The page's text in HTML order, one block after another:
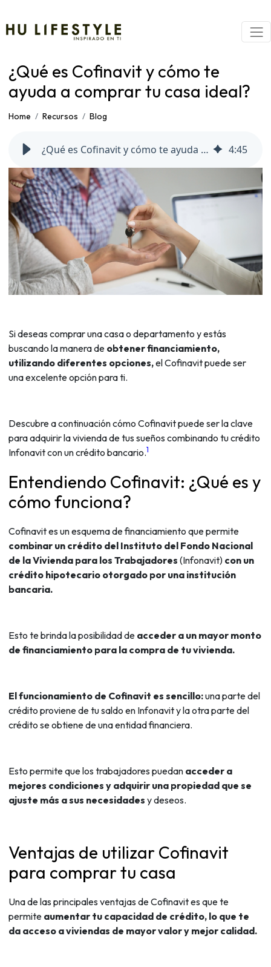
¿Qué es Cofinavit y cómo te
ayuda a comprar tu casa ideal?
Home Recursos Blog
¿Qué es Cofinavit y cómo te ayuda a comprar tu casa ideal? 4:45
Si deseas comprar una casa o departamento y estás
buscando la manera de obtener financiamiento,
utilizando diferentes opciones,el Cofinavit puede ser
una excelente opción para ti.
Descubre a continuación cómo Cofinavit puede ser la clave
para adquirir la vivienda de tus sueños combinando tu crédito
Infonavit con un crédito bancario.1
Entendiendo Cofinavit: ¿Qué es y
cómo funciona?
Cofinavit es un esquema de financiamiento que permite
combinar un crédito del Instituto del Fondo Nacional
de la Vivienda para los Trabajadores (Infonavit) con un
crédito hipotecario otorgado por una institución
bancaria.
Esto te brinda la posibilidad de acceder a un mayor monto
de financiamiento para la compra de tu vivienda.
El funcionamiento de Cofinavit es sencillo:una parte del
crédito proviene de tu saldo en Infonavit y la otra parte del
crédito se obtiene de una entidad financiera.
Esto permite que los trabajadores puedan acceder a
mejores condiciones y adquirir una propiedad que se
ajuste más a sus necesidades y deseos.
Ventajas de utilizar Cofinavit
para comprar tu casa
Una de las principales ventajas de Cofinavit es que te
permite aumentar tu capacidad de crédito, lo que te
da acceso a viviendas de mayor valor y mejor calidad.